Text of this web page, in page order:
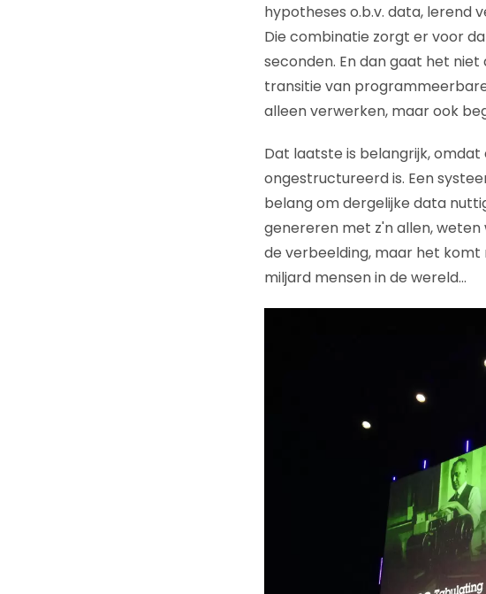
hypotheses o.b.v. data, lerend
Die combinatie zorgt er voor
seconden. En dan gaat het
transitie van
alleen verwerken, maar ook
Dat laatste is belangrijk,
ongestructureerd is. Een
belang om dergelijke data
genereren met z'n allen,
de verbeelding, maar het komt
miljard mensen in de wereld…